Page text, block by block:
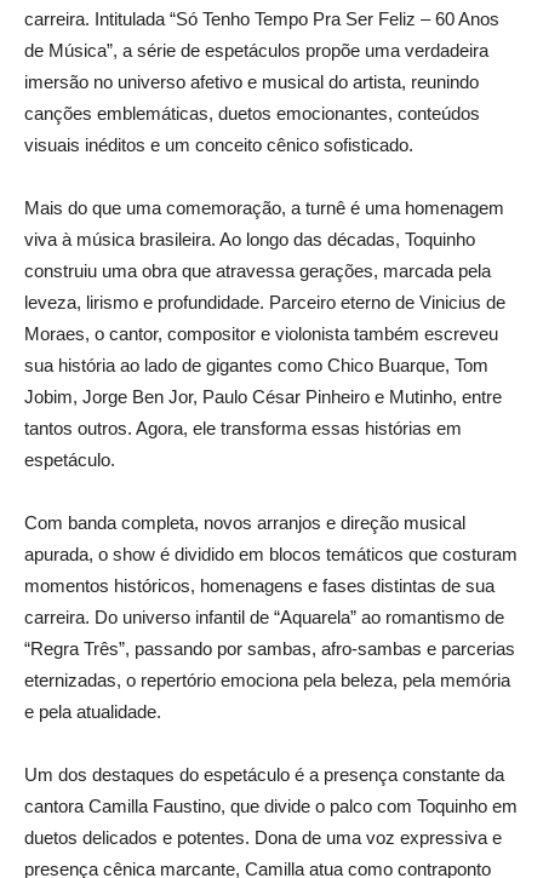
carreira. Intitulada “Só Tenho Tempo Pra Ser Feliz – 60 Anos
de Música”, a série de espetáculos propõe uma verdadeira
imersão no universo afetivo e musical do artista, reunindo
canções emblemáticas, duetos emocionantes, conteúdos
visuais inéditos e um conceito cênico sofisticado.
Mais do que uma comemoração, a turnê é uma homenagem
viva à música brasileira. Ao longo das décadas, Toquinho
construiu uma obra que atravessa gerações, marcada pela
leveza, lirismo e profundidade. Parceiro eterno de Vinicius de
Moraes, o cantor, compositor e violonista também escreveu
sua história ao lado de gigantes como Chico Buarque, Tom
Jobim, Jorge Ben Jor, Paulo César Pinheiro e Mutinho, entre
tantos outros. Agora, ele transforma essas histórias em
espetáculo.
Com banda completa, novos arranjos e direção musical
apurada, o show é dividido em blocos temáticos que costuram
momentos históricos, homenagens e fases distintas de sua
carreira. Do universo infantil de “Aquarela” ao romantismo de
“Regra Três”, passando por sambas, afro-sambas e parcerias
eternizadas, o repertório emociona pela beleza, pela memória
e pela atualidade.
Um dos destaques do espetáculo é a presença constante da
cantora Camilla Faustino, que divide o palco com Toquinho em
duetos delicados e potentes. Dona de uma voz expressiva e
presença cênica marcante, Camilla atua como contraponto